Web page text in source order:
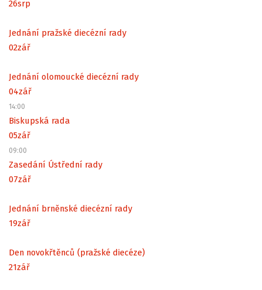
26srp
Jednání pražské diecézní rady
02zář
Jednání olomoucké diecézní rady
04zář
14:00
Biskupská rada
05zář
09:00
Zasedání Ústřední rady
07zář
Jednání brněnské diecézní rady
19zář
Den novokřtěnců (pražské diecéze)
21zář